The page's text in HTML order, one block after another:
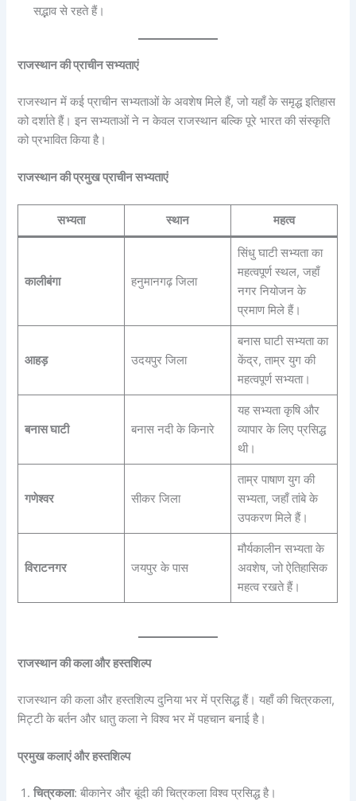
सद्भाव से रहते हैं।
राजस्थान की प्राचीन सभ्यताएं
राजस्थान में कई प्राचीन सभ्यताओं के अवशेष मिले हैं, जो यहाँ के समृद्ध इतिहास
को दर्शाते हैं। इन सभ्यताओं ने न केवल राजस्थान बल्कि पूरे भारत की संस्कृति
को प्रभावित किया है।
राजस्थान की प्रमुख प्राचीन सभ्यताएं
सभ्यता स्थान महत्व
कालीबंगा हनुमानगढ़ जिला
सिंधु घाटी सभ्यता का
महत्वपूर्ण स्थल, जहाँ
नगर नियोजन के
प्रमाण मिले हैं।
आहड़ उदयपुर जिला
बनास घाटी सभ्यता का
केंद्र, ताम्र युग की
महत्वपूर्ण सभ्यता।
बनास घाटी बनास नदी के किनारे
यह सभ्यता कृषि और
व्यापार के लिए प्रसिद्ध
थी।
गणेश्वर सीकर जिला
ताम्र पाषाण युग की
सभ्यता, जहाँ तांबे के
उपकरण मिले हैं।
विराटनगर जयपुर के पास
मौर्यकालीन सभ्यता के
अवशेष, जो ऐतिहासिक
महत्व रखते हैं।
राजस्थान की कला और हस्तशिल्प
राजस्थान की कला और हस्तशिल्प दुनिया भर में प्रसिद्ध हैं। यहाँ की चित्रकला,
मिट्टी के बर्तन और धातु कला ने विश्व भर में पहचान बनाई है।
प्रमुख कलाएं और हस्तशिल्प
चित्रकला: बीकानेर और बूंदी की चित्रकला विश्व प्रसिद्ध है।